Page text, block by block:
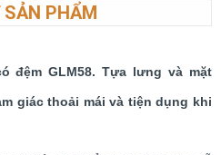
SẢN PHẨM
đệm GLM58. Tựa lưng và mặt
giác thoải mái và tiện dụng khi